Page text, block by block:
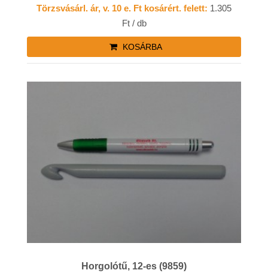
Törzsvásárl. ár, v. 10 e. Ft kosárért. felett: 1.305
Ft / db
KOSÁRBA
Horgolótű, 12-es (9859)